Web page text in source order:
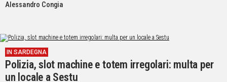
Alessandro Congia
IN SARDEGNA
Polizia, slot machine e totem irregolari: multa per
un locale a Sestu